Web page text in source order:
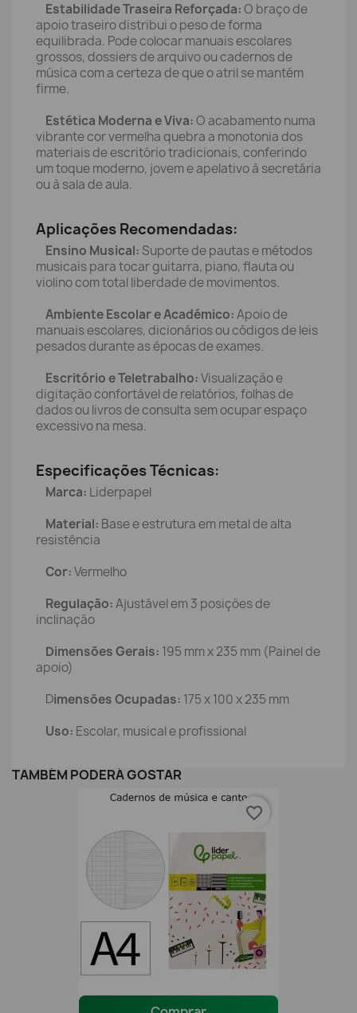
Estabilidade Traseira Reforçada:O braço de
apoio traseiro distribui o peso de forma
equilibrada. Pode colocar manuais escolares
grossos, dossiers de arquivo ou cadernos de
música com a certeza de que o atril se mantém
firme.
Estética Moderna e Viva:O acabamento numa
vibrante cor vermelha quebra a monotonia dos
materiais de escritório tradicionais, conferindo
um toque moderno, jovem e apelativo à secretária
ou à sala de aula.
Aplicações Recomendadas:
Ensino Musical: Suporte de pautas e métodos
musicais para tocar guitarra, piano, flauta ou
violino com total liberdade de movimentos.
Ambiente Escolar e Académico:Apoio de
manuais escolares, dicionários ou códigos de leis
pesados durante as épocas de exames.
Escritório e Teletrabalho:Visualização e
digitação confortável de relatórios, folhas de
dados ou livros de consulta sem ocupar espaço
excessivo na mesa.
Especificações Técnicas:
Marca: Liderpapel
Material: Base e estrutura em metal de alta
resistência
Cor:Vermelho
Regulação:Ajustável em 3 posições de
inclinação
Dimensões Gerais: 195 mm x 235 mm (Painel de
apoio)
Dimensões Ocupadas: 175 x 100 x 235 mm
Uso: Escolar, musical e profissional
TAMBÉM PODERÁ GOSTAR
favorite_border